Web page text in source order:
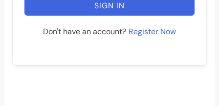
SIGN IN
Don't have an account? Register Now